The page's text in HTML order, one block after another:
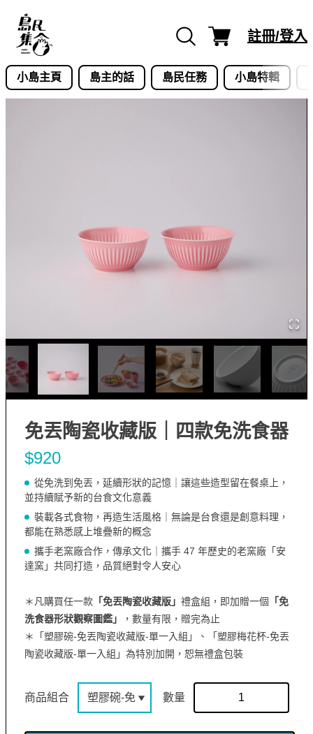
content
註冊/登入
小島主頁 島主的話 島民任務 小島特輯
免丟陶瓷收藏版｜四款免洗食器
$920
從免洗到免丟，延續形狀的記憶｜讓這些造型留在餐桌上，
並持續賦予新的台食文化意義
裝載各式食物，再造生活風格｜無論是台食還是創意料理，
都能在熟悉感上堆疊新的概念
攜手老窯廠合作，傳承文化｜攜手 47 年歷史的老窯廠「安
達窯」共同打造，品質絕對令人安心
＊凡購買任一款 「免丟陶瓷收藏版」 禮盒組，即加贈一個
「免
洗食器形狀觀察圖鑑」
，數量有限，贈完為止
＊「塑膠碗-免丟陶瓷收藏版-單一入組」、「塑膠梅花杯-免丟
陶瓷收藏版-單一入組」為特別加開，恕無禮盒包裝
商品組合 數量